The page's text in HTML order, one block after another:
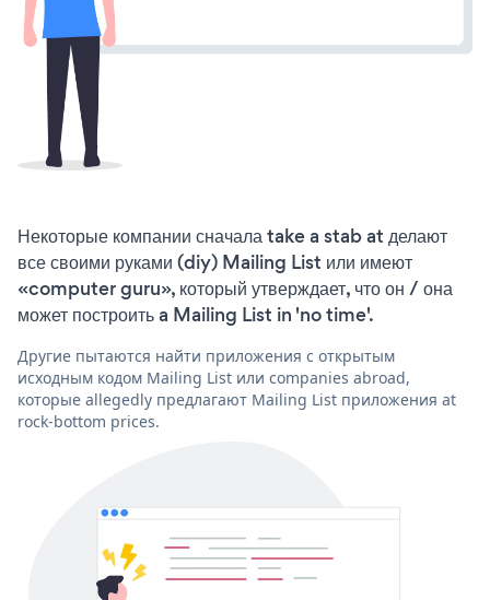
Некоторые компании сначала take a stab at делают
все своими руками (diy) Mailing List или имеют
«computer guru», который утверждает, что он / она
может построить a Mailing List in 'no time'.
Другие пытаются найти приложения с открытым
исходным кодом Mailing List или companies abroad,
которые allegedly предлагают Mailing List приложения at
rock-bottom prices.